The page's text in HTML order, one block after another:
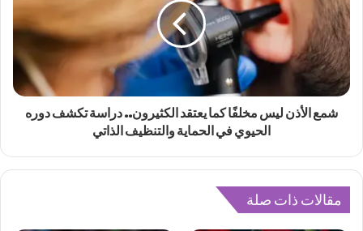
شمع الأذن ليس مخلفًا كما يعتقد الكثيرون.. دراسة تكشف دوره
الحيوي في الحماية والتنظيف الذاتي
مقالات ذات صلة